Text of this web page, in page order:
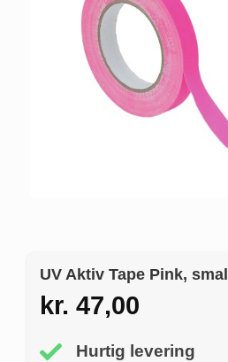
UV Aktiv Tape Pink, smal
kr. 47,00
Hurtig levering